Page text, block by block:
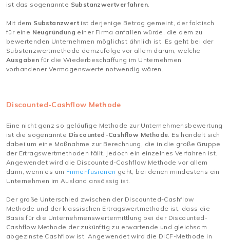
ist das sogenannte Substanzwertverfahren.
Mit dem Substanzwert ist derjenige Betrag gemeint, der faktisch
für eine Neugründung einer Firma anfallen würde, die dem zu
bewertenden Unternehmen möglichst ähnlich ist. Es geht bei der
Substanzwertmethode demzufolge vor allem darum, welche
Ausgaben für die Wiederbeschaffung im Unternehmen
vorhandener Vermögenswerte notwendig wären.
Discounted-Cashflow Methode
Eine nicht ganz so geläufige Methode zur Unternehmensbewertung
ist die sogenannte Discounted-Cashflow Methode. Es handelt sich
dabei um eine Maßnahme zur Berechnung, die in die große Gruppe
der Ertragswertmethoden fällt, jedoch ein einzelnes Verfahren ist.
Angewendet wird die Discounted-Cashflow Methode vor allem
dann, wenn es um Firmenfusionen geht, bei denen mindestens ein
Unternehmen im Ausland ansässig ist.
Der große Unterschied zwischen der Discounted-Cashflow
Methode und der klassischen Ertragswertmethode ist, dass die
Basis für die Unternehmenswertermittlung bei der Discounted-
Cashflow Methode der zukünftig zu erwartende und gleichsam
abgezinste Cashflow ist. Angewendet wird die DICF-Methode in